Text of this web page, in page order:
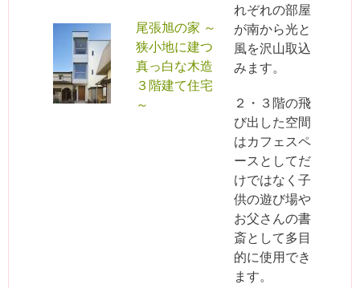
尾張旭の家 ～
狭小地に建つ
真っ白な木造
３階建て住宅
～
れぞれの部屋
が南から光と
風を沢山取込
みます。
２・３階の飛
び出した空間
はカフェスペ
ースとしてだ
けではなく子
供の遊び場や
お父さんの書
斎として多目
的に使用でき
ます。